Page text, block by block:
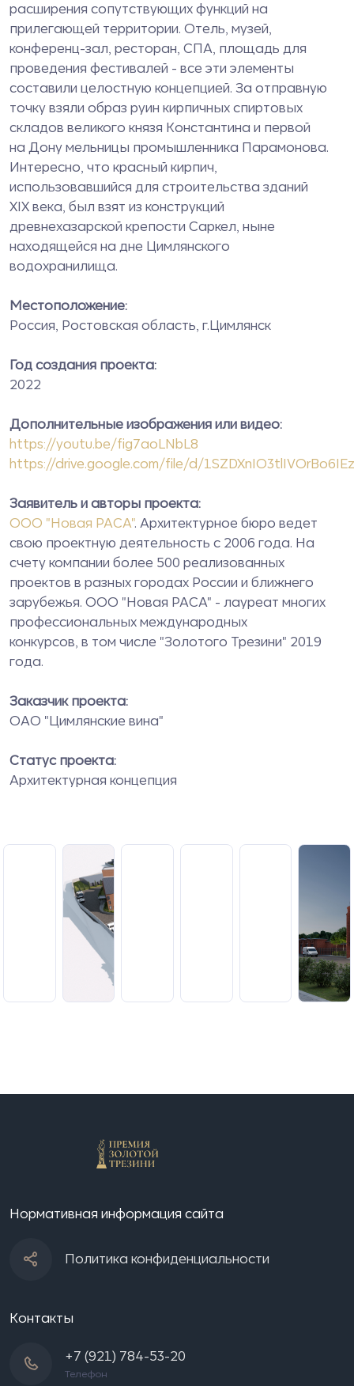
расширения сопутствующих функций на
прилегающей территории. Отель, музей,
конференц-зал, ресторан, СПА, площадь для
проведения фестивалей - все эти элементы
составили целостную концепцией. За отправную
точку взяли образ руин кирпичных спиртовых
складов великого князя Константина и первой
на Дону мельницы промышленника Парамонова.
Интересно, что красный кирпич,
использовавшийся для строительства зданий
XIX века, был взят из конструкций
древнехазарской крепости Саркел, ныне
находящейся на дне Цимлянского
водохранилища.
Местоположение:
Россия, Ростовская область, г.Цимлянск
Год создания проекта:
2022
Дополнительные изображения или видео:
https://youtu.be/fig7aoLNbL8
https://drive.google.com/file/d/
Заявитель и авторы проекта:
ООО "Новая РАСА". Архитектурное бюро ведет
свою проектную деятельность с 2006 года. На
счету компании более 500 реализованных
проектов в разных городах России и ближнего
зарубежья. ООО "Новая РАСА" - лауреат многих
профессиональных международных
конкурсов, в том числе "Золотого Трезини" 2019
года.
Заказчик проекта:
ОАО "Цимлянские вина"
Статус проекта:
Архитектурная концепция
Нормативная информация сайта
Политика конфиденциальности
Контакты
+7 (921) 784-53-20
Телефон